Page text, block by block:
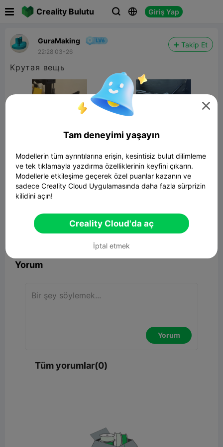
Creality Bulutu   Giriş Yap
GuraMaking
22:28 03-26
Takip Et
Крутая вещь
Beer Crate battery holder

Yorum
Yorum
Tüm yorumlar(0)

Tam deneyimi yaşayın
Modellerin tüm ayrıntılarına erişin, kesintisiz bulut dilimleme
ve tek tıklamayla yazdırma özelliklerinin keyfini çıkarın.
Modellerle etkileşime geçerek özel puanlar kazanın ve
sadece Creality Cloud Uygulamasında daha fazla sürprizin
kilidini açın!
Creality Cloud'da aç
İptal etmek